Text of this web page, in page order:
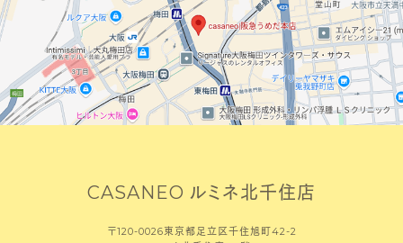
CASANEO ルミネ北千住店
〒120-0026東京都足立区千住旭町42-2